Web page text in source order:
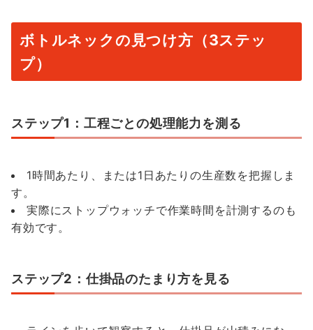
ボトルネックの見つけ方（3ステッ
プ）
ステップ1：工程ごとの処理能力を測る
1時間あたり、または1日あたりの生産数を把握しま
す。
実際にストップウォッチで作業時間を計測するのも
有効です。
ステップ2：仕掛品のたまり方を見る